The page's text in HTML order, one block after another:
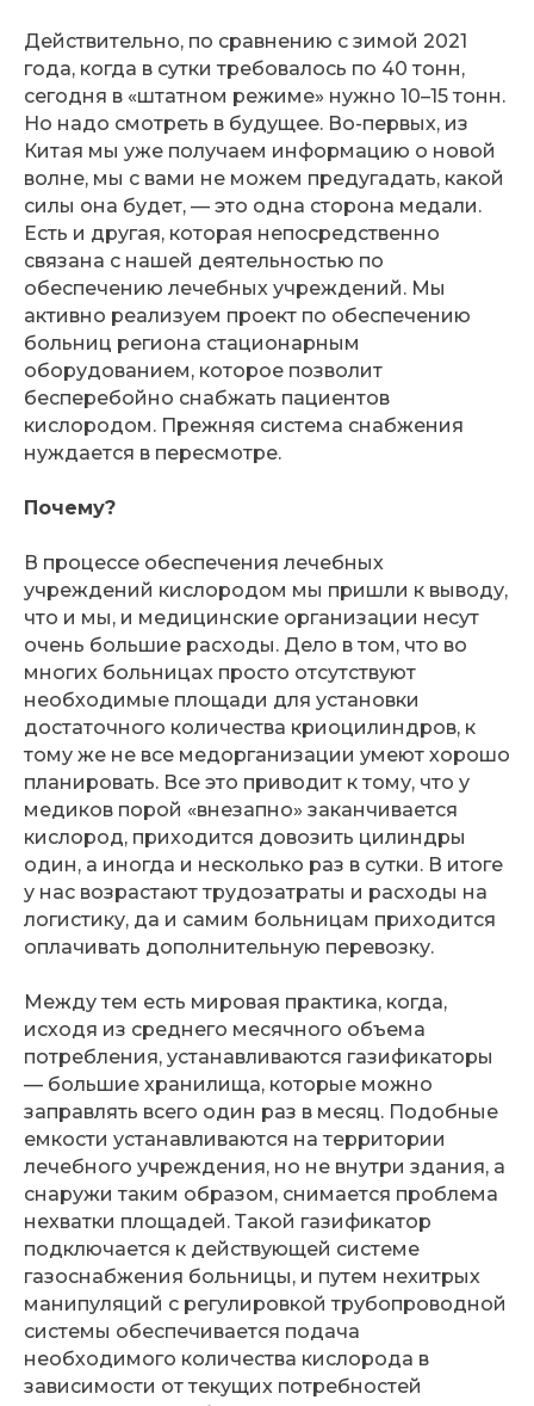
Действительно, по сравнению с зимой 2021
года, когда в сутки требовалось по 40 тонн,
сегодня в «штатном режиме» нужно 10–15 тонн.
Но надо смотреть в будущее. Во-первых, из
Китая мы уже получаем информацию о новой
волне, мы с вами не можем предугадать, какой
силы она будет, — это одна сторона медали.
Есть и другая, которая непосредственно
связана с нашей деятельностью по
обеспечению лечебных учреждений. Мы
активно реализуем проект по обеспечению
больниц региона стационарным
оборудованием, которое позволит
бесперебойно снабжать пациентов
кислородом. Прежняя система снабжения
нуждается в пересмотре.
Почему?
В процессе обеспечения лечебных
учреждений кислородом мы пришли к выводу,
что и мы, и медицинские организации несут
очень большие расходы. Дело в том, что во
многих больницах просто отсутствуют
необходимые площади для установки
достаточного количества криоцилиндров, к
тому же не все медорганизации умеют хорошо
планировать. Все это приводит к тому, что у
медиков порой «внезапно» заканчивается
кислород, приходится довозить цилиндры
один, а иногда и несколько раз в сутки. В итоге
у нас возрастают трудозатраты и расходы на
логистику, да и самим больницам приходится
оплачивать дополнительную перевозку.
Между тем есть мировая практика, когда,
исходя из среднего месячного объема
потребления, устанавливаются газификаторы
— большие хранилища, которые можно
заправлять всего один раз в месяц. Подобные
емкости устанавливаются на территории
лечебного учреждения, но не внутри здания, а
снаружи таким образом, снимается проблема
нехватки площадей. Такой газификатор
подключается к действующей системе
газоснабжения больницы, и путем нехитрых
манипуляций с регулировкой трубопроводной
системы обеспечивается подача
необходимого количества кислорода в
зависимости от текущих потребностей